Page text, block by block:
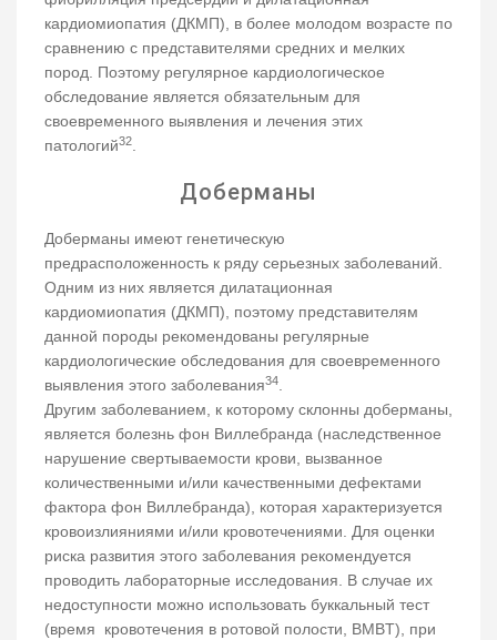
кардиомиопатия (ДКМП), в более молодом возрасте по
сравнению с представителями средних и мелких
пород. Поэтому регулярное кардиологическое
обследование является обязательным для
своевременного выявления и лечения этих
патологий32
Доберманы
Доберманы имеют генетическую
предрасположенность к ряду серьезных заболеваний.
Одним из них является дилатационная
кардиомиопатия (ДКМП), поэтому представителям
данной породы рекомендованы регулярные
кардиологические обследования для своевременного
выявления этого заболевания34
Другим заболеванием, к которому склонны доберманы,
является болезнь фон Виллебранда (наследственное
нарушение свертываемости крови, вызванное
количественными и/или качественными дефектами
фактора фон Виллебранда), которая характеризуется
кровоизлияниями и/или кровотечениями. Для оценки
риска развития этого заболевания рекомендуется
проводить лабораторные исследования. В случае их
недоступности можно использовать буккальный тест
(время кровотечения в ротовой полости, BMBT), при